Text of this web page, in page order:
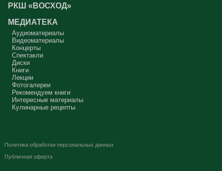
РКШ «ВОСХОД»
МЕДИАТЕКА
Аудиоматериалы
Видеоматериалы
Концерты
Спектакли
Диски
Книги
Лекции
Фотогалереи
Рекомендуем книги
Интересные материалы
Кулинарные рецепты
Политика обработки персональных данных
Публичная оферта